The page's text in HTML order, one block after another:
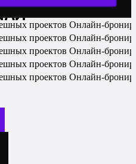
проектов Онлайн-
проектов Онлайн-
проектов Онлайн-
проектов Онлайн-
проектов Онлайн-